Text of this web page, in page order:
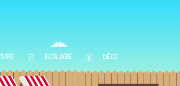
ECOLOGIE DÉCO